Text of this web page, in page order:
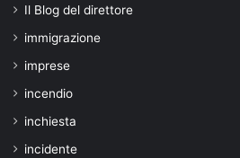
Il Blog del direttore
immigrazione
imprese
incendio
inchiesta
incidente